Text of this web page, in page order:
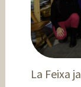
La Feixa